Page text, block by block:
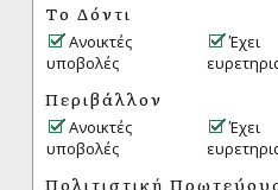
Το Δόντι
Ανοικτές
υποβολές
Έχει
Περιβάλλον
Ανοικτές
υποβολές
Έχει
Πολιτιστική